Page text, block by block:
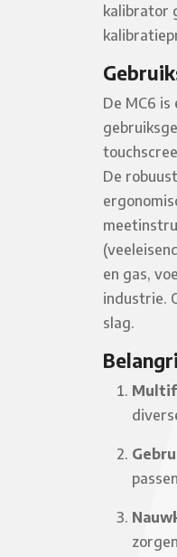
kalibrator
De MC6
De
en gas,
industrie.
slag.